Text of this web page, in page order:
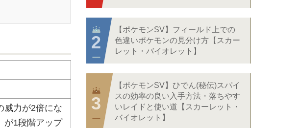
威力が2倍にな
が1段階アップ
【ポケモンSV】フィールド上での
色違いポケモンの見分け方【スカー
レット・バイオレット】
【ポケモンSV】ひでん(秘伝)スパイ
スの効率の良い入手方法・落ちやす
いレイドと使い道【スカーレット・
バイオレット】